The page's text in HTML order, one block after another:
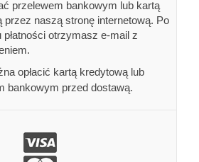
przelewem bankowym lub kartą
przez naszą stronę internetową. Po
płatności otrzymasz e-mail z
opłacić kartą kredytową lub
bankowym przed dostawą.